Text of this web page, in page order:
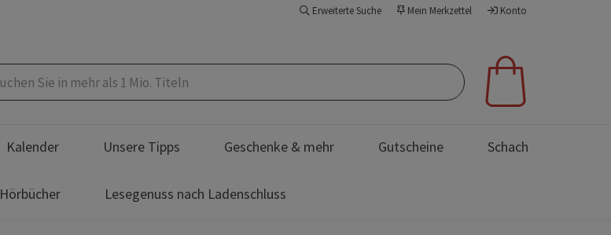
Erweiterte Suche Mein Merkzettel Konto
Kalender Unsere Tipps Geschenke & mehr Gutscheine Schach
Hörbücher Lesegenuss nach Ladenschluss